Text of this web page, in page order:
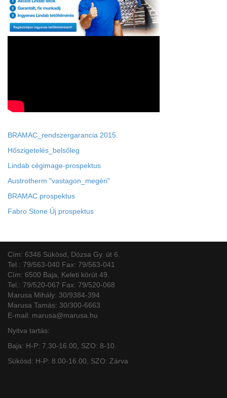
BRAMAC_rendszergarancia 2015.
Hőszigetelés_belsőleg
Lindab cégimage-prospektus
Austrotherm "vastagon_megéri"
BRAMAC prospektus
Fabro Stone Új prospektus
Cím: 6346 Sükösd, Dózsa Gy. út 6.
Tel.: 79/563-040 Fax: 79/563-041
Cím: 6500 Baja, Keleti körút 49.
Tel.: 79/520-067 Fax: 79/520-068
Marusa Mihály: 30/9384-394
Marusa Tamás: 30/300-6663
E-mail: marusa@marusa.hu
Nyitva tartás:
Baja: H-P: 7.30-16.00, SZO: 8-10.
Sükösd: H-P: 8.00-16.00, SZO: Zárva